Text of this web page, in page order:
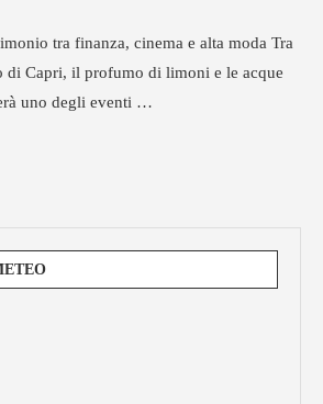
tra finanza, cinema e alta moda Tra
di Capri, il profumo di limoni e le acque
uno degli eventi …